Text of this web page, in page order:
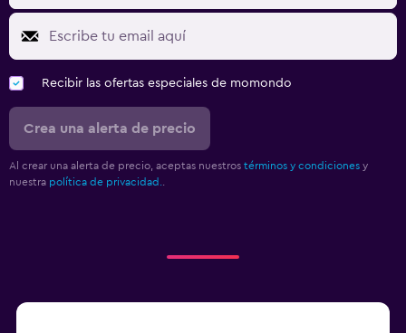
Recibir las ofertas especiales de momondo
Crea una alerta de precio
Al crear una alerta de precio, aceptas nuestros términos y condiciones y
nuestra política de privacidad.